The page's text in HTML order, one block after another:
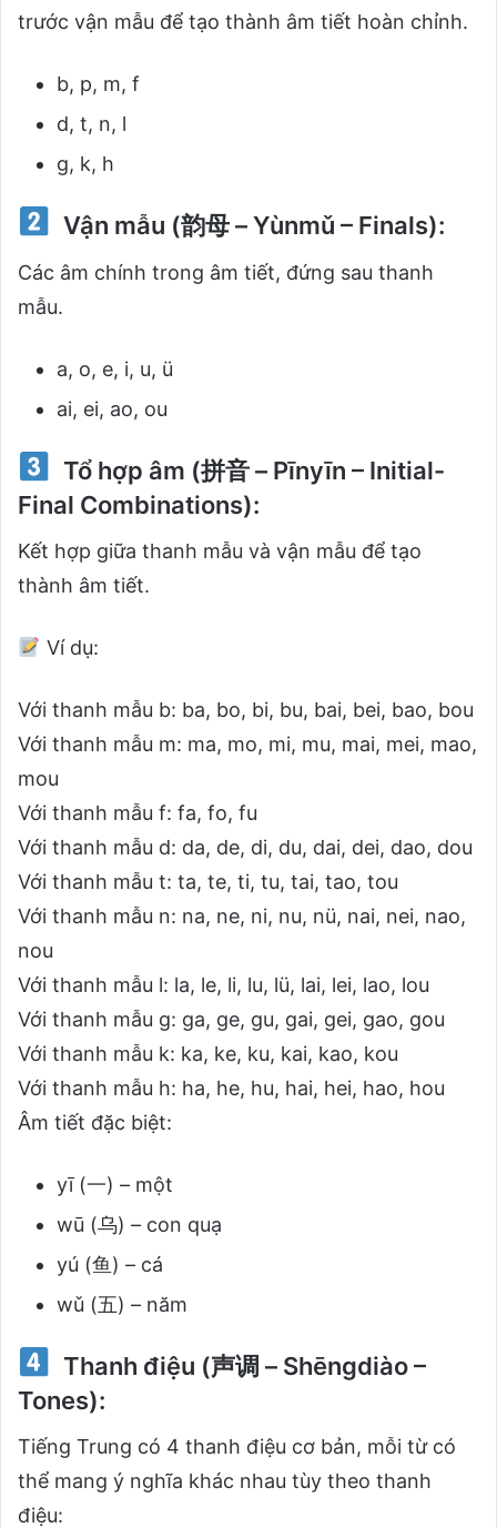
trước vận mẫu để tạo thành âm tiết hoàn chỉnh.
b, p, m, f
d, t, n, l
g, k, h
Vận mẫu (韵母 – Yùnmǔ – Finals):
Các âm chính trong âm tiết, đứng sau thanh
mẫu.
a, o, e, i, u, ü
ai, ei, ao, ou
Tổ hợp âm (拼音 – Pīnyīn – Initial-
Final Combinations):
Kết hợp giữa thanh mẫu và vận mẫu để tạo
thành âm tiết.
Ví dụ:
Với thanh mẫu b: ba, bo, bi, bu, bai, bei, bao, bou
Với thanh mẫu m: ma, mo, mi, mu, mai, mei, mao,
mou
Với thanh mẫu f: fa, fo, fu
Với thanh mẫu d: da, de, di, du, dai, dei, dao, dou
Với thanh mẫu t: ta, te, ti, tu, tai, tao, tou
Với thanh mẫu n: na, ne, ni, nu, nü, nai, nei, nao,
nou
Với thanh mẫu l: la, le, li, lu, lü, lai, lei, lao, lou
Với thanh mẫu g: ga, ge, gu, gai, gei, gao, gou
Với thanh mẫu k: ka, ke, ku, kai, kao, kou
Với thanh mẫu h: ha, he, hu, hai, hei, hao, hou
Âm tiết đặc biệt:
yī (一) – một
wū (乌) – con quạ
yú (鱼) – cá
wǔ (五) – năm
Thanh điệu (声调 – Shēngdiào –
Tones):
Tiếng Trung có 4 thanh điệu cơ bản, mỗi từ có
thể mang ý nghĩa khác nhau tùy theo thanh
điệu: